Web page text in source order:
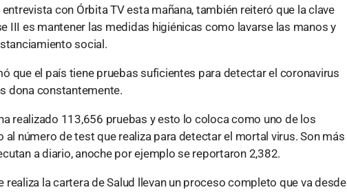
con Órbita TV esta mañana, también reiteró que la clave
III es mantener las medidas higiénicas como lavarse las manos y
social.
que el país tiene pruebas suficientes para detectar el coronavirus
dona constantemente.
realizado 113,656 pruebas y esto lo coloca como uno de los
al número de test que realiza para detectar el mortal virus. Son más
a diario, anoche por ejemplo se reportaron 2,382.
realiza la cartera de Salud llevan un proceso completo que va desde